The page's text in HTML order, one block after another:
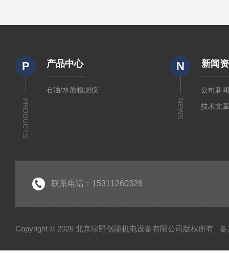
P
PRODUCTS
产品中心
石油/水质检测仪
N
NEWS
新闻
公司新
技术文
联系电话：15311260326
Copyright © 2026 北京绿野创能机电设备有限公司版权所有 备